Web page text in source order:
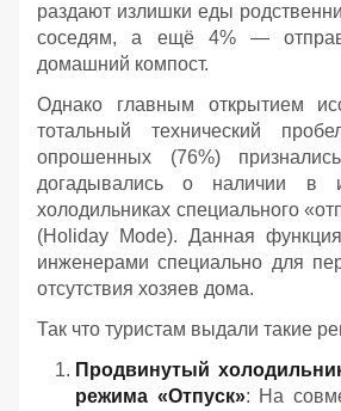
раздают излишки еды
соседям, а ещё 4% —
домашний компост.
Однако главным открытием
тотальный технический
опрошенных (76%)
догадывались о наличии в
холодильниках специального
(Holiday Mode). Данная
инженерами специально для
отсутствия хозяев дома.
Так что туристам выдали такие
Продвинутый
режима «Отпуск»: На